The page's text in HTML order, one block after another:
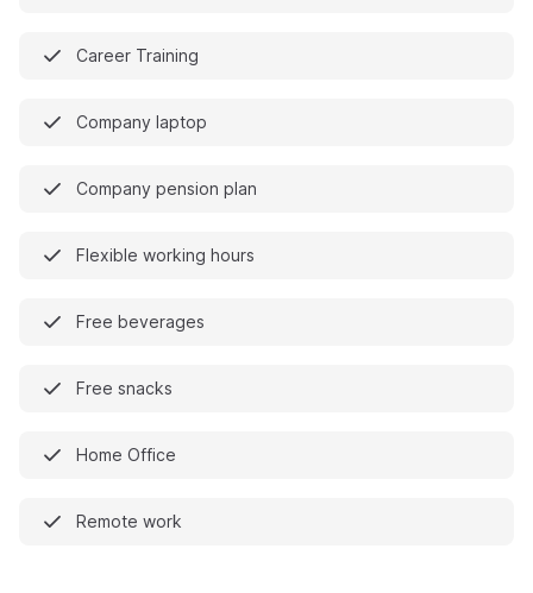
Career Training
Company laptop
Company pension plan
Flexible working hours
Free beverages
Free snacks
Home Office
Remote work